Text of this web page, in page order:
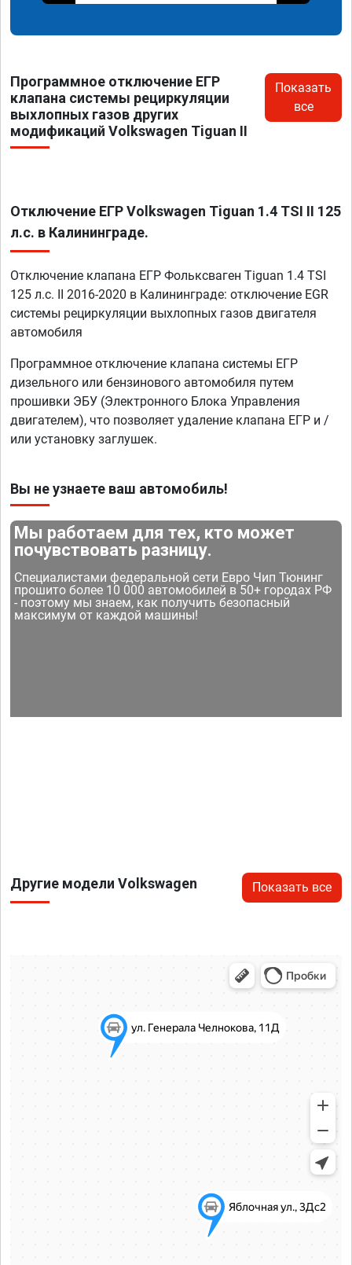
Программное отключение ЕГР
клапана системы рециркуляции
выхлопных газов других
модификаций Volkswagen Tiguan II
Показать
все
Отключение ЕГР Volkswagen Tiguan 1.4 TSI II 125
л.с. в Калининграде.
Отключение клапана ЕГР Фольксваген Tiguan 1.4 TSI
125 л.с. II 2016-2020 в Калининграде: отключение EGR
системы рециркуляции выхлопных газов двигателя
автомобиля
Программное отключение клапана системы ЕГР
дизельного или бензинового автомобиля путем
прошивки ЭБУ (Электронного Блока Управления
двигателем), что позволяет удаление клапана ЕГР и /
или установку заглушек.
Вы не узнаете ваш автомобиль!
Мы работаем для тех, кто может
почувствовать разницу.
Специалистами федеральной сети Евро Чип Тюнинг
прошито более 10 000 автомобилей в 50+ городах РФ
- поэтому мы знаем, как получить безопасный
максимум от каждой машины!
Другие модели Volkswagen Показать все